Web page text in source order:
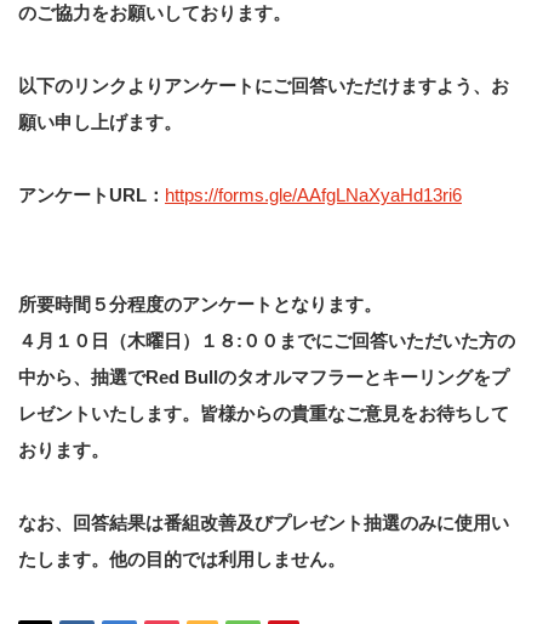
のご協力をお願いしております。
以下のリンクよりアンケートにご回答いただけますよう、お
願い申し上げます。
アンケートURL： https://forms.gle/AAfgLNaXyaHd13ri6
所要時間５分程度のアンケートとなります。
４月１０日（木曜日）１８:００までにご回答いただいた方の
中から、抽選でRed Bullのタオルマフラーとキーリングをプ
レゼントいたします。皆様からの貴重なご意見をお待ちして
おります。
なお、回答結果は番組改善及びプレゼント抽選のみに使用い
たします。他の目的では利用しません。